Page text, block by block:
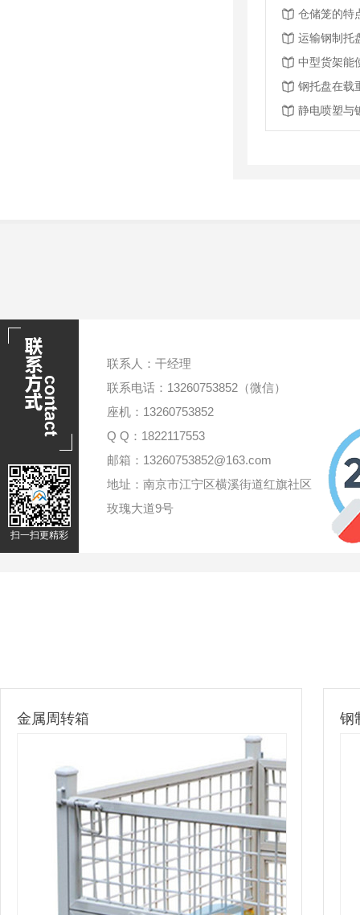
仓储笼的特
运输钢制托
中型货架能
钢托盘在载
静电喷塑与
扫一扫更精彩
联系人：干经理
联系电话：13260753852（微信）
座机：13260753852
Q Q：1822117553
邮箱：13260753852@163.com
地址：南京市江宁区横溪街道红旗社区
玫瑰大道9号
钢制料箱 单